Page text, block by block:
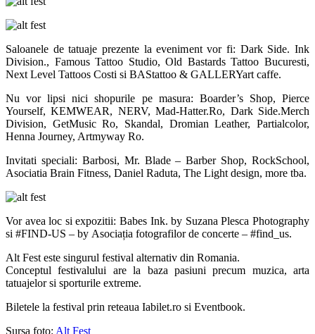
Saloanele de tatuaje prezente la eveniment vor fi: Dark Side. Ink
Division., Famous Tattoo Studio, Old Bastards Tattoo Bucuresti,
Next Level Tattoos Costi si BAStattoo & GALLERYart caffe.
Nu vor lipsi nici shopurile pe masura: Boarder’s Shop, Pierce
Yourself, KEMWEAR, NERV, Mad-Hatter.Ro, Dark Side.Merch
Division, GetMusic Ro, Skandal, Dromian Leather, Partialcolor,
Henna Journey, Artmyway Ro.
Invitati speciali: Barbosi, Mr. Blade – Barber Shop, RockSchool,
Asociatia Brain Fitness, Daniel Raduta, The Light design, more tba.
Vor avea loc si expozitii: Babes Ink. by Suzana Plesca Photography
si #FIND-US – by Asociația fotografilor de concerte – #find_us.
Alt Fest este singurul festival alternativ din Romania.
Conceptul festivalului are la baza pasiuni precum muzica, arta
tatuajelor si sporturile extreme.
Biletele la festival prin reteaua Iabilet.ro si Eventbook.
Sursa foto: Alt Fest